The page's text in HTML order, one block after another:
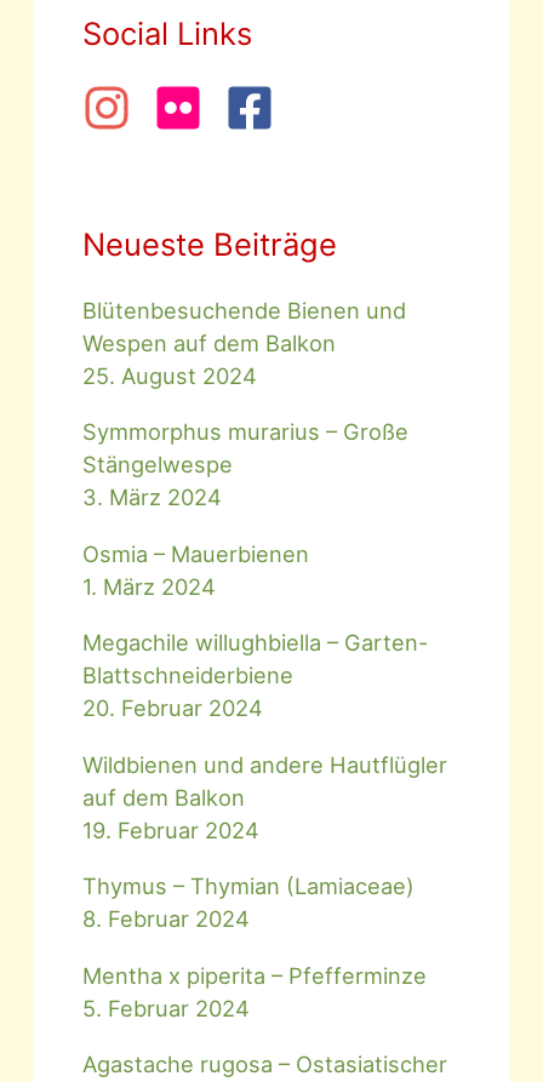
Social Links
Neueste Beiträge
Blütenbesuchende Bienen und
Wespen auf dem Balkon
25. August 2024
Symmorphus murarius – Große
Stängelwespe
3. März 2024
Osmia – Mauerbienen
1. März 2024
Megachile willughbiella – Garten-
Blattschneiderbiene
20. Februar 2024
Wildbienen und andere Hautflügler
auf dem Balkon
19. Februar 2024
Thymus – Thymian (Lamiaceae)
8. Februar 2024
Mentha x piperita – Pfefferminze
5. Februar 2024
Agastache rugosa – Ostasiatischer